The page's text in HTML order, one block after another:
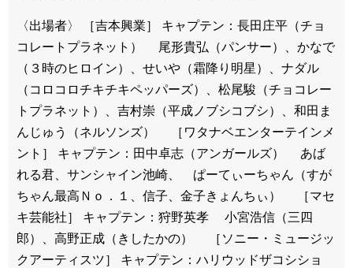
〈出場者〉 ［吉本興業］ キャプテン：長田庄平（チョ
コレートプラネット） 尾形貴弘（パンサー）、かなで
（３時のヒロイン）、せいや（霜降り明星）、ナダル
（コロコロチキチキペッパーズ）、松尾駿（チョコレー
トプラネット）、吉村崇（平成ノブシコブシ）、和田ま
んじゅう（ネルソンズ） ［ワタナベエンターテインメ
ント］ キャプテン：田中卓志（アンガールズ） あば
れる君、サンシャイン池崎、 ぱーてぃーちゃん（すが
ちゃん最高Ｎｏ．１、信子、金子きょんちぃ） ［マセ
キ芸能社］ キャプテン：狩野英孝 小宮浩信（三四
郎）、高野正成（きしたかの） ［ソニー・ミュージッ
クアーティスツ］ キャプテン：ハリウッドザコシショ